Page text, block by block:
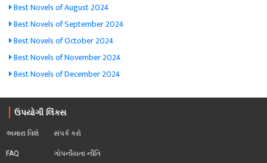
Best Novels of August 2024
Best Novels of September 2024
Best Novels of October 2024
Best Novels of November 2024
Best Novels of December 2024
ઉપયોગી લિંક્સ
અમારા વિશે
FAQ
સંપર્ક કરો
ગોપનીયતા નીતિ